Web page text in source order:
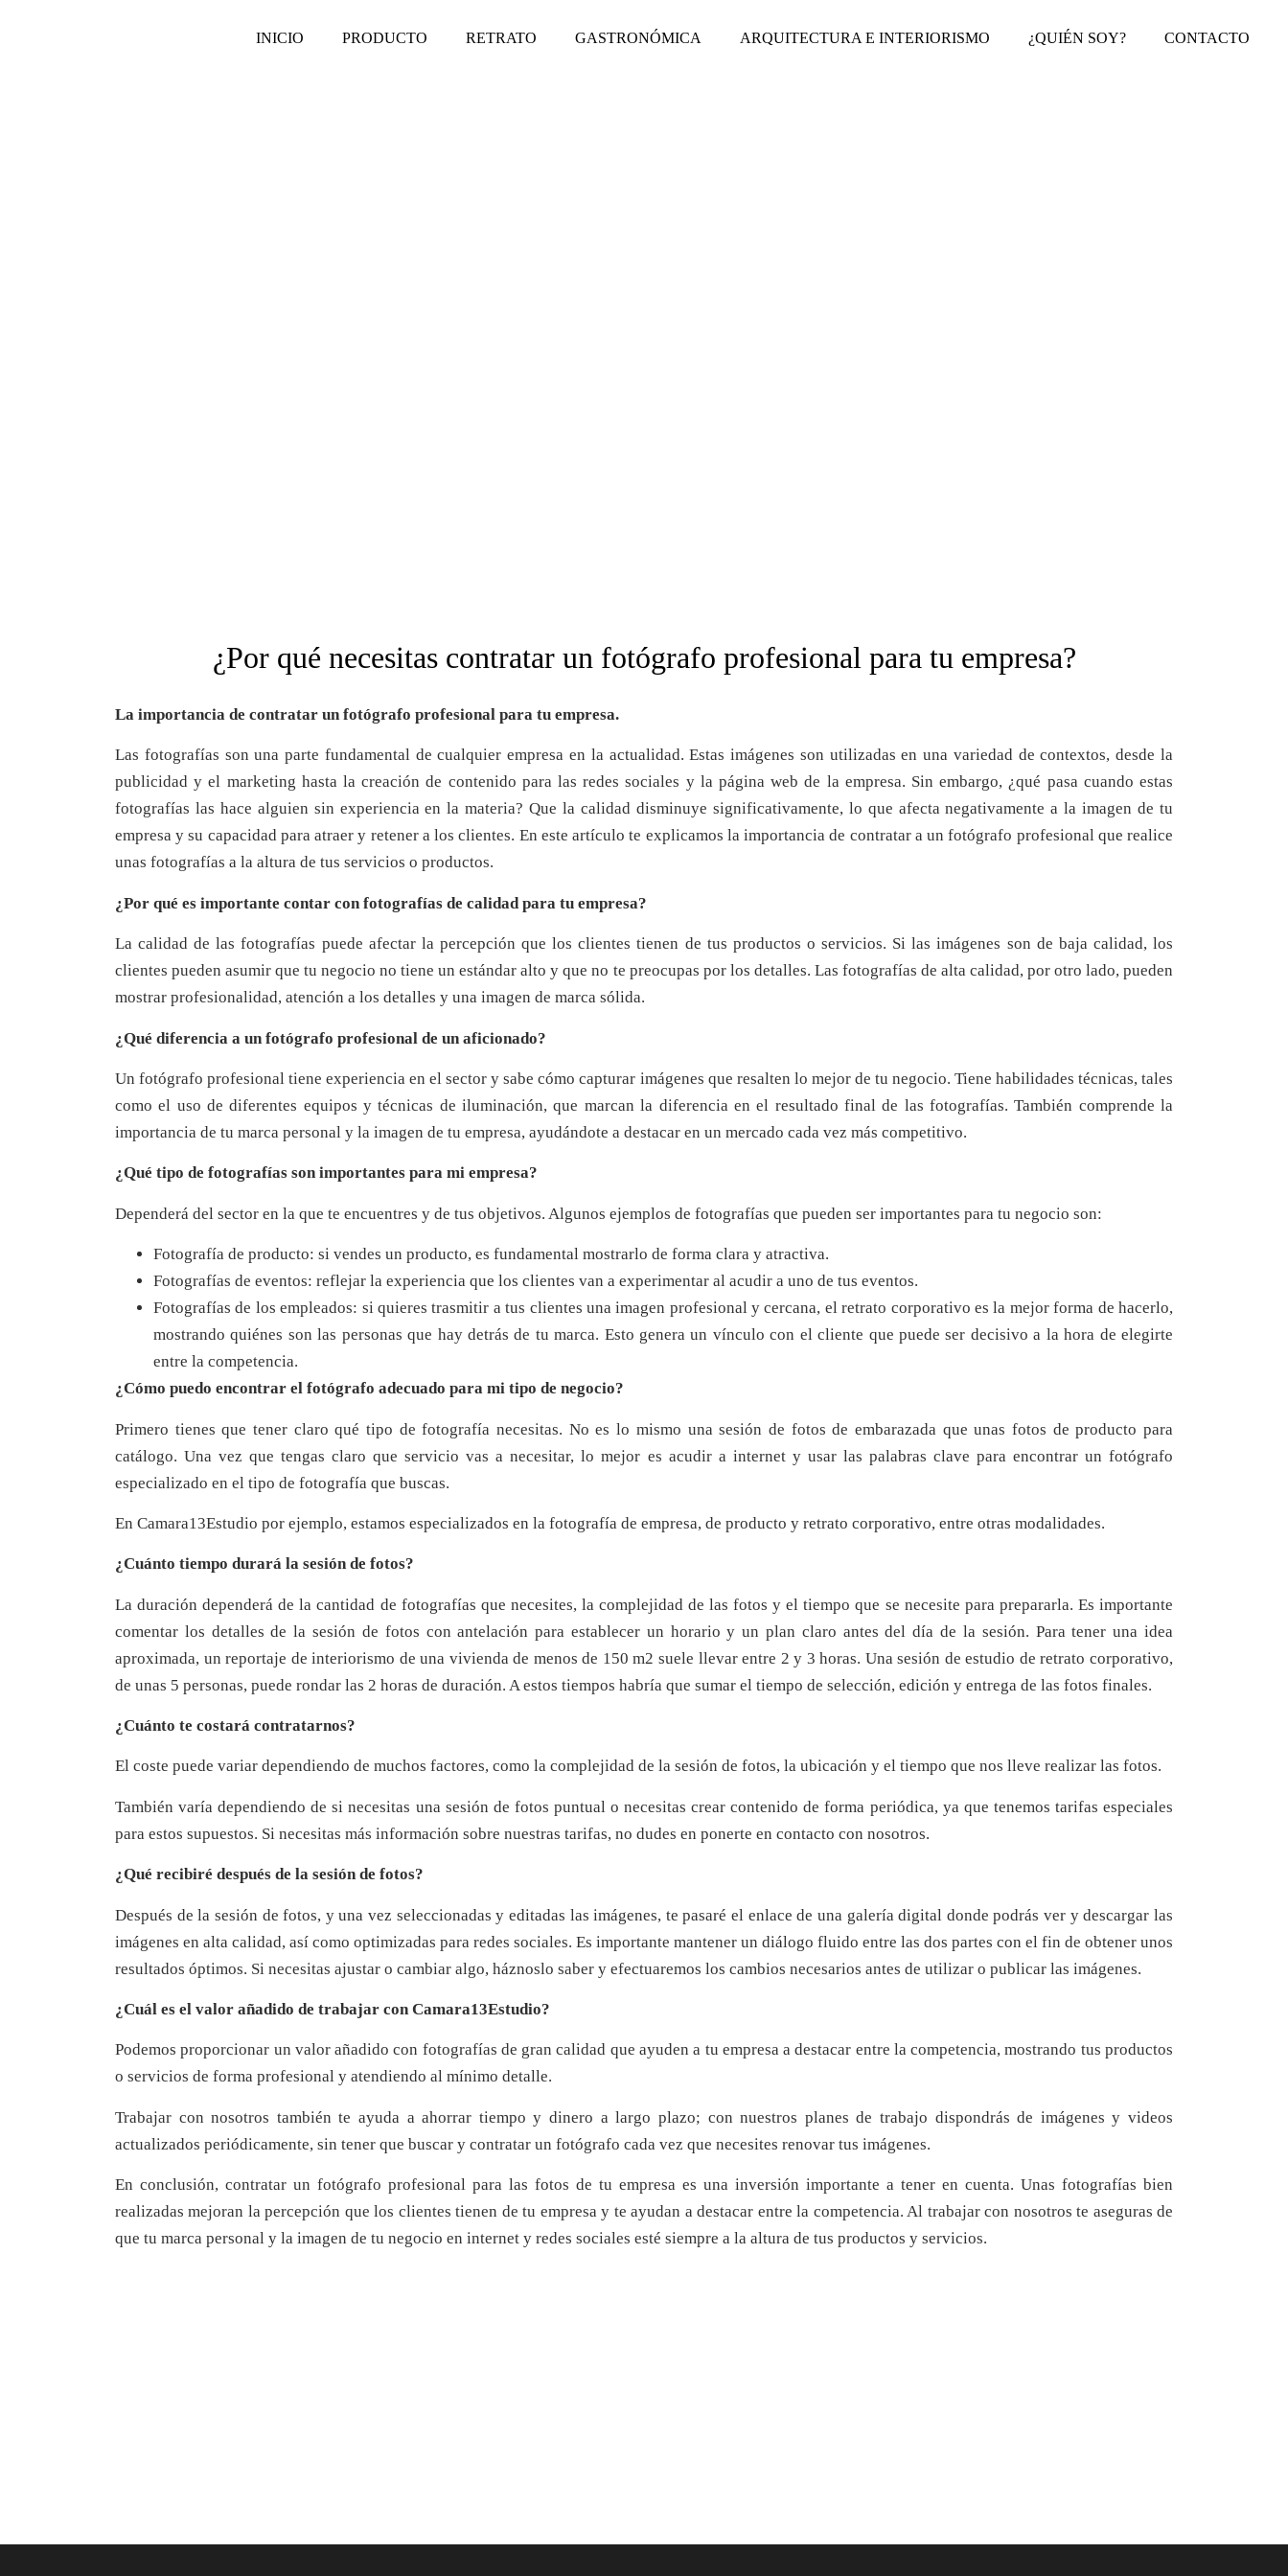
INICIO PRODUCTO RETRATO GASTRONÓMICA ARQUITECTURA E INTERIORISMO ¿QUIÉN SOY? CONTACTO
¿Por qué necesitas contratar un fotógrafo profesional para tu empresa?
La importancia de contratar un fotógrafo profesional para tu empresa.
Las fotografías son una parte fundamental de cualquier empresa en la actualidad. Estas imágenes son utilizadas en una variedad de contextos, desde la
publicidad y el marketing hasta la creación de contenido para las redes sociales y la página web de la empresa. Sin embargo, ¿qué pasa cuando estas
fotografías las hace alguien sin experiencia en la materia? Que la calidad disminuye significativamente, lo que afecta negativamente a la imagen de tu
empresa y su capacidad para atraer y retener a los clientes. En este artículo te explicamos la importancia de contratar a un fotógrafo profesional que realice
unas fotografías a la altura de tus servicios o productos.
¿Por qué es importante contar con fotografías de calidad para tu empresa?
La calidad de las fotografías puede afectar la percepción que los clientes tienen de tus productos o servicios. Si las imágenes son de baja calidad, los
clientes pueden asumir que tu negocio no tiene un estándar alto y que no te preocupas por los detalles. Las fotografías de alta calidad, por otro lado, pueden
mostrar profesionalidad, atención a los detalles y una imagen de marca sólida.
¿Qué diferencia a un fotógrafo profesional de un aficionado?
Un fotógrafo profesional tiene experiencia en el sector y sabe cómo capturar imágenes que resalten lo mejor de tu negocio. Tiene habilidades técnicas, tales
como el uso de diferentes equipos y técnicas de iluminación, que marcan la diferencia en el resultado final de las fotografías. También comprende la
importancia de tu marca personal y la imagen de tu empresa, ayudándote a destacar en un mercado cada vez más competitivo.
¿Qué tipo de fotografías son importantes para mi empresa?
Dependerá del sector en la que te encuentres y de tus objetivos. Algunos ejemplos de fotografías que pueden ser importantes para tu negocio son:
Fotografía de producto: si vendes un producto, es fundamental mostrarlo de forma clara y atractiva.
Fotografías de eventos: reflejar la experiencia que los clientes van a experimentar al acudir a uno de tus eventos.
Fotografías de los empleados: si quieres trasmitir a tus clientes una imagen profesional y cercana, el retrato corporativo es la mejor forma de hacerlo,
mostrando quiénes son las personas que hay detrás de tu marca. Esto genera un vínculo con el cliente que puede ser decisivo a la hora de elegirte
entre la competencia.
¿Cómo puedo encontrar el fotógrafo adecuado para mi tipo de negocio?
Primero tienes que tener claro qué tipo de fotografía necesitas. No es lo mismo una sesión de fotos de embarazada que unas fotos de producto para
catálogo. Una vez que tengas claro que servicio vas a necesitar, lo mejor es acudir a internet y usar las palabras clave para encontrar un fotógrafo
especializado en el tipo de fotografía que buscas.
En Camara13Estudio por ejemplo, estamos especializados en la fotografía de empresa, de producto y retrato corporativo, entre otras modalidades.
¿Cuánto tiempo durará la sesión de fotos?
La duración dependerá de la cantidad de fotografías que necesites, la complejidad de las fotos y el tiempo que se necesite para prepararla. Es importante
comentar los detalles de la sesión de fotos con antelación para establecer un horario y un plan claro antes del día de la sesión. Para tener una idea
aproximada, un reportaje de interiorismo de una vivienda de menos de 150 m2 suele llevar entre 2 y 3 horas. Una sesión de estudio de retrato corporativo,
de unas 5 personas, puede rondar las 2 horas de duración. A estos tiempos habría que sumar el tiempo de selección, edición y entrega de las fotos finales.
¿Cuánto te costará contratarnos?
El coste puede variar dependiendo de muchos factores, como la complejidad de la sesión de fotos, la ubicación y el tiempo que nos lleve realizar las fotos.
También varía dependiendo de si necesitas una sesión de fotos puntual o necesitas crear contenido de forma periódica, ya que tenemos tarifas especiales
para estos supuestos. Si necesitas más información sobre nuestras tarifas, no dudes en ponerte en contacto con nosotros.
¿Qué recibiré después de la sesión de fotos?
Después de la sesión de fotos, y una vez seleccionadas y editadas las imágenes, te pasaré el enlace de una galería digital donde podrás ver y descargar las
imágenes en alta calidad, así como optimizadas para redes sociales. Es importante mantener un diálogo fluido entre las dos partes con el fin de obtener unos
resultados óptimos. Si necesitas ajustar o cambiar algo, háznoslo saber y efectuaremos los cambios necesarios antes de utilizar o publicar las imágenes.
¿Cuál es el valor añadido de trabajar con Camara13Estudio?
Podemos proporcionar un valor añadido con fotografías de gran calidad que ayuden a tu empresa a destacar entre la competencia, mostrando tus productos
o servicios de forma profesional y atendiendo al mínimo detalle.
Trabajar con nosotros también te ayuda a ahorrar tiempo y dinero a largo plazo; con nuestros planes de trabajo dispondrás de imágenes y videos
actualizados periódicamente, sin tener que buscar y contratar un fotógrafo cada vez que necesites renovar tus imágenes.
En conclusión, contratar un fotógrafo profesional para las fotos de tu empresa es una inversión importante a tener en cuenta. Unas fotografías bien
realizadas mejoran la percepción que los clientes tienen de tu empresa y te ayudan a destacar entre la competencia. Al trabajar con nosotros te aseguras de
que tu marca personal y la imagen de tu negocio en internet y redes sociales esté siempre a la altura de tus productos y servicios.